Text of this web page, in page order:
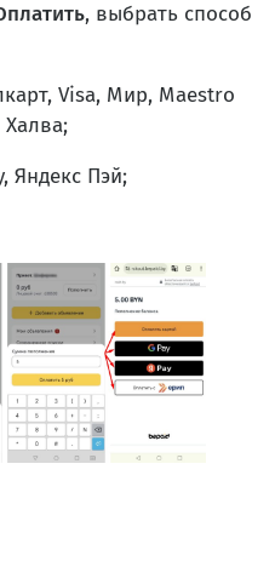
, выбрать способ
Visa, Мир, Maestro
Яндекс Пэй;